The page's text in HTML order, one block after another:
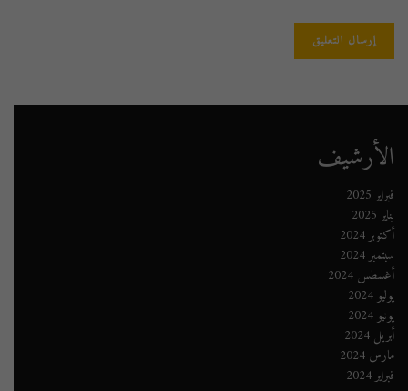
الأرشيف
فبراير 2025
يناير 2025
أكتوبر 2024
سبتمبر 2024
أغسطس 2024
يوليو 2024
يونيو 2024
أبريل 2024
مارس 2024
فبراير 2024